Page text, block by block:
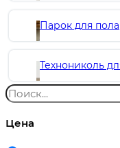
Парок для пола
Технониколь
Цена